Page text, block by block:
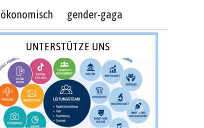
ökonomisch gender-gaga
UNTERSTÜTZE UNS